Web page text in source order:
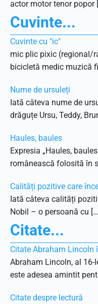
actor motor tenor popor
Cuvinte...
Cuvinte cu "ic"
mic plic pixic (regional/
bicicletă medic muzică
Nume de ursuleți
Iată câteva nume de
drăguțe Ursu, Teddy,
Haules, baules
Expresia „Haules,
românească folosită în
Calități pozitive care
Iată câteva calități
Nobil – o persoană cu
Citate...
Citate Abraham Lincoln
Abraham Lincoln, al 16-
este adesea amintit
Citate despre lectură